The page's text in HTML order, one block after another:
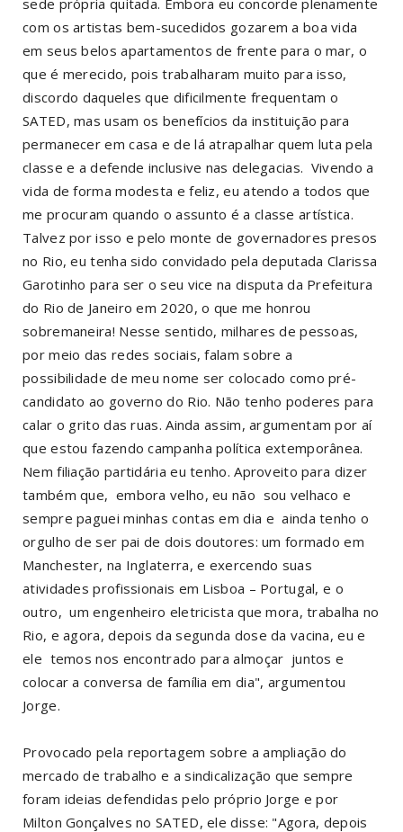
com os artistas bem-sucedidos gozarem a boa vida
em seus belos apartamentos de frente para o mar, o
que é merecido, pois trabalharam muito para isso,
discordo daqueles que dificilmente frequentam o
SATED, mas usam os benefícios da instituição para
permanecer em casa e de lá atrapalhar quem luta pela
classe e a defende inclusive nas delegacias. Vivendo a
vida de forma modesta e feliz, eu atendo a todos que
me procuram quando o assunto é a classe artística.
Talvez por isso e pelo monte de governadores presos
no Rio, eu tenha sido convidado pela deputada Clarissa
Garotinho para ser o seu vice na disputa da Prefeitura
do Rio de Janeiro em 2020, o que me honrou
sobremaneira! Nesse sentido, milhares de pessoas,
por meio das redes sociais, falam sobre a
possibilidade de meu nome ser colocado como pré-
candidato ao governo do Rio. Não tenho poderes para
calar o grito das ruas. Ainda assim, argumentam por aí
que estou fazendo campanha política extemporânea.
Nem filiação partidária eu tenho. Aproveito para dizer
também que, embora velho, eu não sou velhaco e
sempre paguei minhas contas em dia e ainda tenho o
orgulho de ser pai de dois doutores: um formado em
Manchester, na Inglaterra, e exercendo suas
atividades profissionais em Lisboa – Portugal, e o
outro, um engenheiro eletricista que mora, trabalha no
Rio, e agora, depois da segunda dose da vacina, eu e
ele temos nos encontrado para almoçar juntos e
colocar a conversa de família em dia", argumentou
Jorge.
Provocado pela reportagem sobre a ampliação do
mercado de trabalho e a sindicalização que sempre
foram ideias defendidas pelo próprio Jorge e por
Milton Gonçalves no SATED, ele disse: "Agora, depois